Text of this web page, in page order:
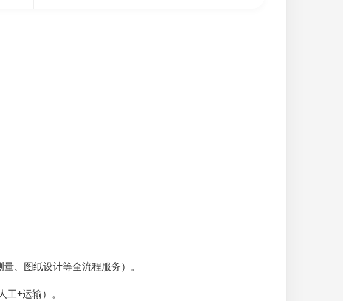
、图纸设计等全流程服务）。
+运输）。